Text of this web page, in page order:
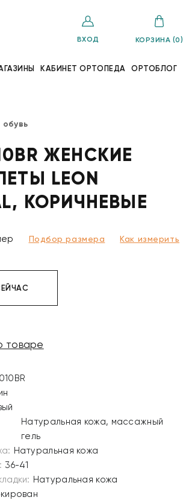
ВХОД КОРЗИНА (0)
КАБИНЕТ ОРТОПЕДА ОРТОБЛОГ
ЖЕНСКИЕ
LEON
КОРИЧНЕВЫЕ
Подбор размера Как измерить
товаре
Натуральная кожа, массажный
гель
Натуральная кожа
36-41
Натуральная кожа